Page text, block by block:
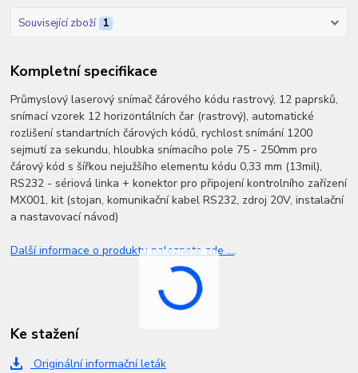
Související zboží 1
Kompletní specifikace
Průmyslový laserový snímač čárového kódu rastrový, 12 paprsků,
snímací vzorek 12 horizontálních čar (rastrový), automatické
rozlišení standartních čárových kódů, rychlost snímání 1200
sejmutí za sekundu, hloubka snímacího pole 75 - 250mm pro
čárový kód s šířkou nejužšího elementu kódu 0,33 mm (13mil),
RS232 - sériová linka + konektor pro připojení kontrolního zařízení
MX001, kit (stojan, komunikační kabel RS232, zdroj 20V, instalační
a nastavovací návod)
Další informace o produktu naleznete zde ....
Ke stažení
Originální informační leták